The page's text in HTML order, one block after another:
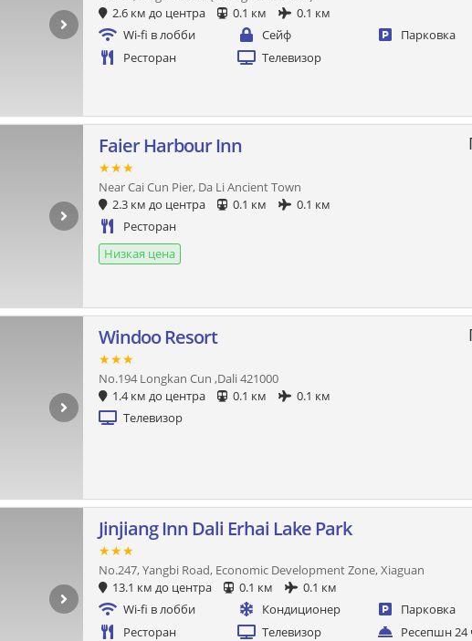
2.6 км до центра
0.1 км
0.1 км
Wi-fi в лобби
Сейф
Парковка
Ресторан
Телевизор
Faier Harbour Inn
★★★
Near Cai Cun Pier, Da Li Ancient Town
2.3 км до центра
0.1 км
0.1 км
Ресторан
Низкая цена
Windoo Resort
★★★
No.194 Longkan Cun ,Dali 421000
1.4 км до центра
0.1 км
0.1 км
Телевизор
Jinjiang Inn Dali Erhai Lake Park
★★★
No.247, Yangbi Road, Economic Development Zone, Xiaguan
13.1 км до центра
0.1 км
0.1 км
Wi-fi в лобби
Кондиционер
Парковка
Ресторан
Телевизор
Ресепшн 24